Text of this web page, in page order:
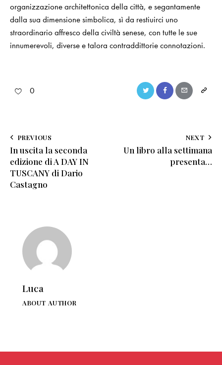
organizzazione architettonica della città, e segantamente
dalla sua dimensione simbolica, sì da restiuirci uno
straordinario affresco della civiltà senese, con tutte le sue
innumerevoli, diverse e talora contraddittorie connotazioni.
0
PREVIOUS
In uscita la seconda
edizione di A DAY IN
TUSCANY di Dario
Castagno
NEXT
Un libro alla settimana
presenta…
Luca
ABOUT AUTHOR